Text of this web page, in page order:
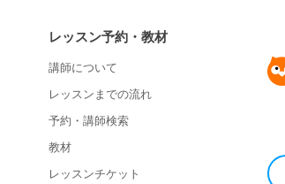
レッスン予約・教材
講師について
レッスンまでの流れ
予約・講師検索
教材
レッスンチケット